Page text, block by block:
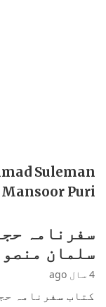
Suleman
Puri
سفرنامہ
سلمان
4 سال ago
کتاب سفرنامہ